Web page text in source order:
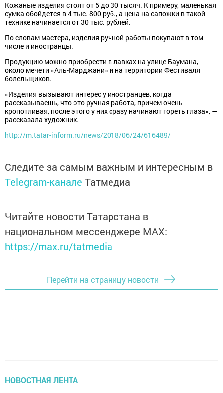
Кожаные изделия стоят от 5 до 30 тысяч. К примеру, маленькая
сумка обойдется в 4 тыс. 800 руб., а цена на сапожки в такой
технике начинается от 30 тыс. рублей.
По словам мастера, изделия ручной работы покупают в том
числе и иностранцы.
Продукцию можно приобрести в лавках на улице Баумана,
около мечети «Аль-Марджани» и на территории Фестиваля
болельщиков.
«Изделия вызывают интерес у иностранцев, когда
рассказываешь, что это ручная работа, причем очень
кропотливая, после этого у них сразу начинают гореть глаза», —
рассказала художник.
http://m.tatar-inform.ru/news/2018/06/24/616489/
Следите за самым важным и интересным в
Telegram-канале Татмедиа
Читайте новости Татарстана в
национальном мессенджере MАХ:
https://max.ru/tatmedia
Перейти на страницу новости
НОВОСТНАЯ ЛЕНТА